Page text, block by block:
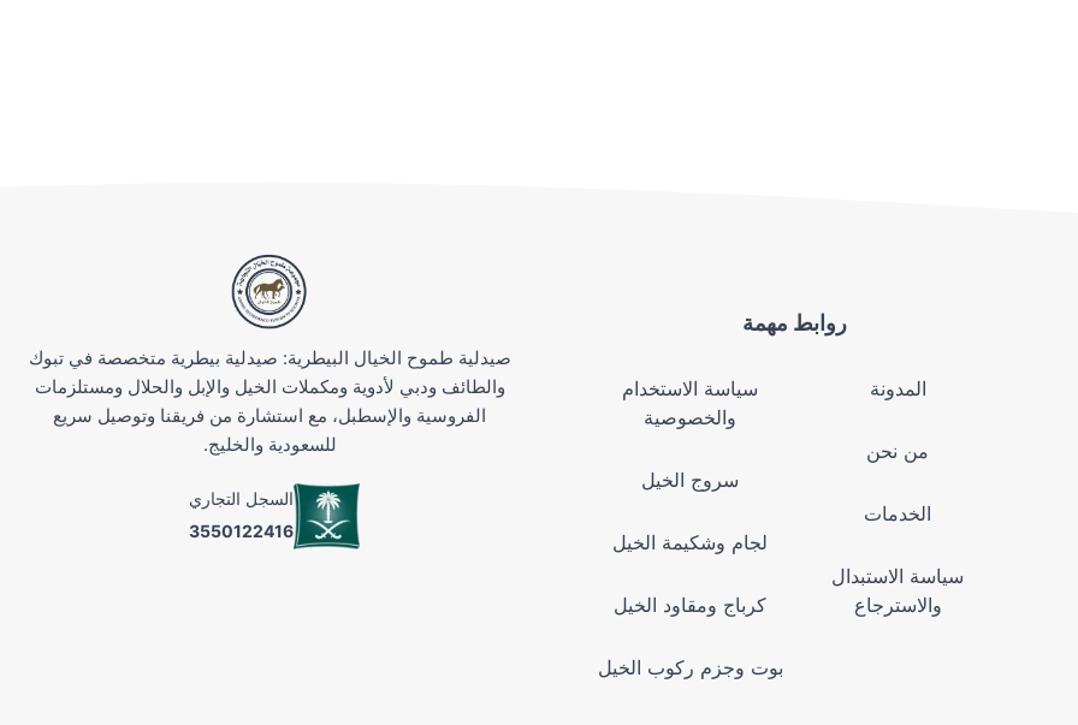
روابط مهمة
المدونة
من نحن
الخدمات
سياسة الاستبدال
والاسترجاع
سياسة الاستخدام
والخصوصية
سروج الخيل
لجام وشكيمة الخيل
كرباج ومقاود الخيل
بوت وجزم ركوب الخيل
صيدلية طموح الخيال البيطرية: صيدلية بيطرية متخصصة في تبوك
والطائف ودبي لأدوية ومكملات الخيل والإبل والحلال ومستلزمات
الفروسية والإسطبل، مع استشارة من فريقنا وتوصيل سريع
للسعودية والخليج.
السجل التجاري
3550122416